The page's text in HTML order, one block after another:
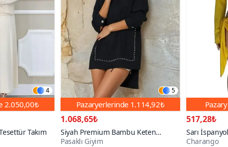
4
2.050,00₺
Takım
5
Pazaryerlerinde 1.114,92₺
1.068,65₺
Siyah Premium Bambu Keten
Kumaş Uzun Kollu İnci Süslemeli
Pasaklı Giyim
517,28₺
Sarı
Salaş
Charango